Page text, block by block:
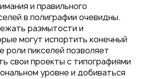
и правильного
в полиграфии очевидны.
размытости и
могут испортить конечный
роли пикселей позволяет
свои проекты с типографиями
уровне и добиваться